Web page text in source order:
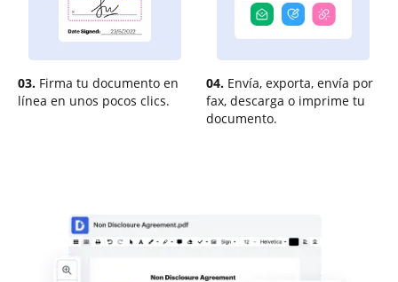
03. Firma tu documento en
línea en unos pocos clics.
04. Envía, exporta, envía por
fax, descarga o imprime tu
documento.